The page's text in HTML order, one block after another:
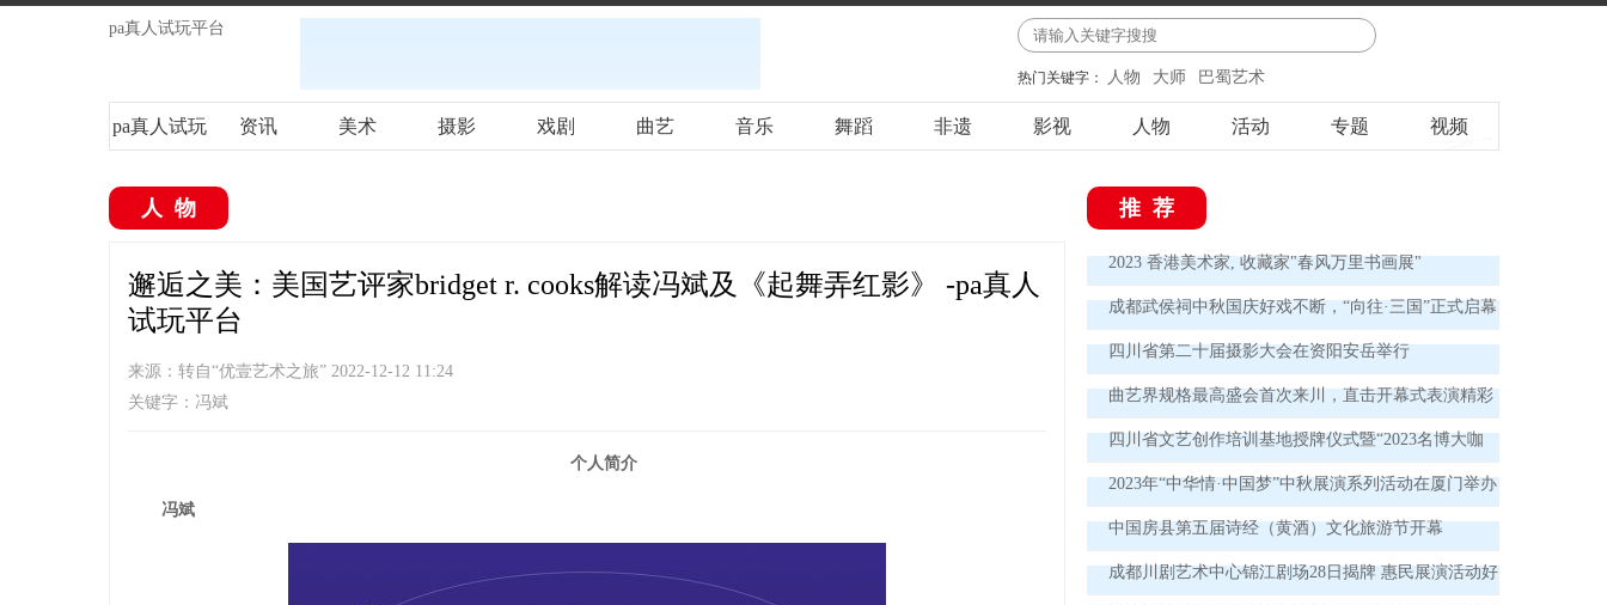
pa真人试玩平台
热门关键字： 人物 大师 巴蜀艺术
pa真人试玩 资讯 美术 摄影 戏剧 曲艺 音乐 舞蹈 非遗 影视 人物 活动 专题 视频
人物
邂逅之美：美国艺评家bridget r. cooks解读冯斌及《起舞弄红影》 -pa真人
试玩平台
来源：转自“优壹艺术之旅” 2022-12-12 11:24
关键字：冯斌
个人简介
冯斌
推荐
2023 香港美术家, 收藏家"春风万里书画展"
成都武侯祠中秋国庆好戏不断，“向往·三国”正式启幕
四川省第二十届摄影大会在资阳安岳举行
曲艺界规格最高盛会首次来川，直击开幕式表演精彩
瞬间 欢声笑语讲述中国曲艺新故事
四川省文艺创作培训基地授牌仪式暨“2023名博大咖
德阳行”实践活动启动仪式举行
2023年“中华情·中国梦”中秋展演系列活动在厦门举办
中国房县第五届诗经（黄酒）文化旅游节开幕
成都川剧艺术中心锦江剧场28日揭牌 惠民展演活动好